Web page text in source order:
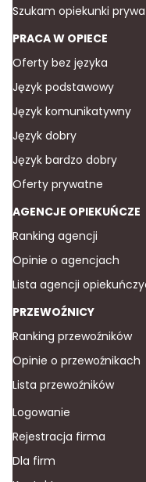
Szukam opiekunki
PRACA W OPIECE
Oferty bez języka
Język podstawowy
Język komunikatywny
Język dobry
Język bardzo dobry
Oferty prywatne
AGENCJE OPIEKUŃCZE
Ranking agencji
Opinie o agencjach
Lista agencji
PRZEWOŹNICY
Ranking przewoźników
Opinie o przewoźnikach
Lista przewoźników
Logowanie
Rejestracja firma
Dla firm